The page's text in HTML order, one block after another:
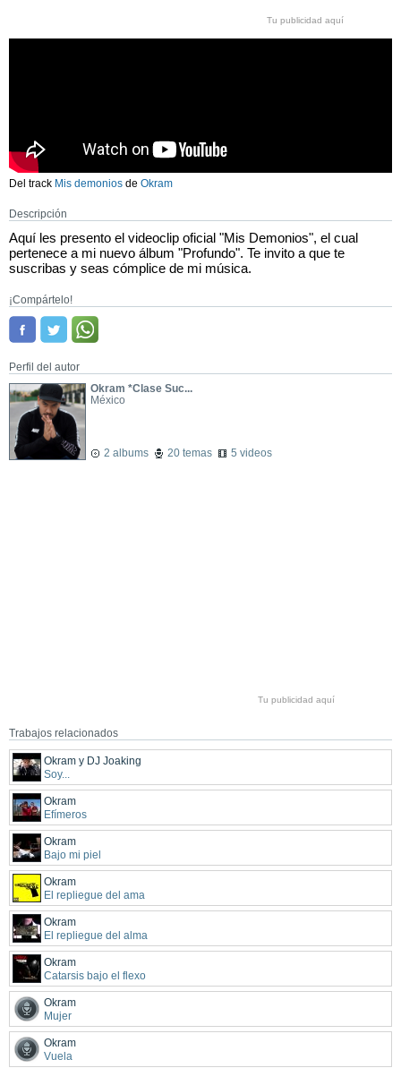
Tu publicidad aquí
Del track Mis demonios de Okram
Descripción
Aquí les presento el videoclip oficial "Mis Demonios", el cual
pertenece a mi nuevo álbum "Profundo". Te invito a que te
suscribas y seas cómplice de mi música.
¡Compártelo!
Perfil del autor
Okram *Clase Suc...
México
2 albums 20 temas 5 videos
Tu publicidad aquí
Trabajos relacionados
Okram y DJ Joaking
Soy...
Okram
Efímeros
Okram
Bajo mi piel
Okram
El repliegue del ama
Okram
El repliegue del alma
Okram
Catarsis bajo el flexo
Okram
Mujer
Okram
Vuela